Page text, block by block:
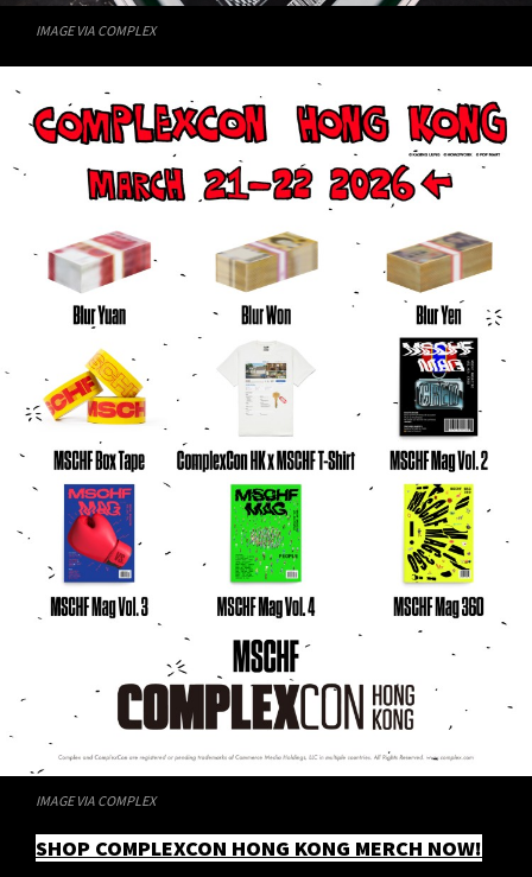
IMAGE VIA COMPLEX
IMAGE VIA COMPLEX
SHOP COMPLEXCON HONG KONG MERCH NOW!